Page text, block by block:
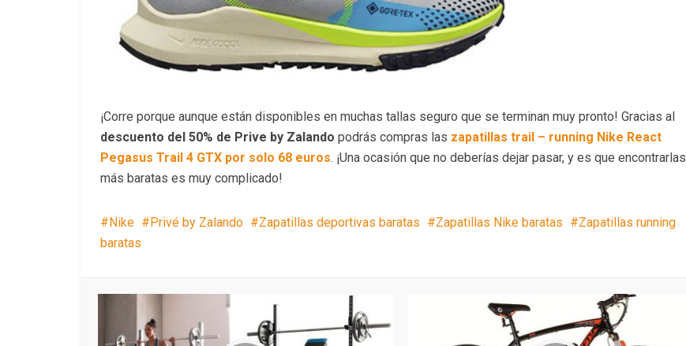
¡Corre porque aunque están disponibles en muchas tallas seguro que se terminan muy pronto! Gracias al
descuento del 50% de Prive by Zalando podrás compras las zapatillas trail – running Nike React
Pegasus Trail 4 GTX por solo 68 euros. ¡Una ocasión que no deberías dejar pasar, y es que encontrarlas
más baratas es muy complicado!
Nike Privé by Zalando Zapatillas deportivas baratas Zapatillas Nike baratas
Zapatillas running
baratas